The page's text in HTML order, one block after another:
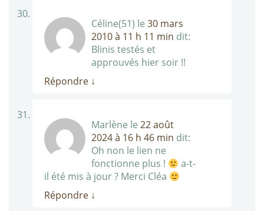
Céline(51) le 30 mars
2010 à 11 h 11 min dit:
Blinis testés et
approuvés hier soir !!
Répondre ↓
Marlène le 22 août
2024 à 16 h 46 min dit:
Oh non le lien ne
fonctionne plus !
a-t-
il été mis à jour ? Merci Cléa
Répondre ↓